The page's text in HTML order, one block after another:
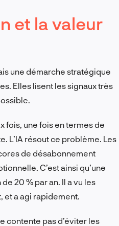
et la valeur
une démarche stratégique
Elles lisent les signaux très
fois, une fois en termes de
L’IA résout ce problème. Les
de désabonnement
C’est ainsi qu’une
20 % par an. Il a vu les
et a agi rapidement.
contente pas d’éviter les